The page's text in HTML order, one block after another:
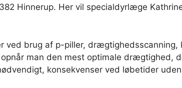
Hinnerup. Her vil specialdyrlæge
ved brug af p-piller, drægtighedsscanning,
man den mest optimale drægtighed,
konsekvenser ved løbetider